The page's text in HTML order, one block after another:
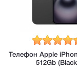
Телефон Apple
512Gb